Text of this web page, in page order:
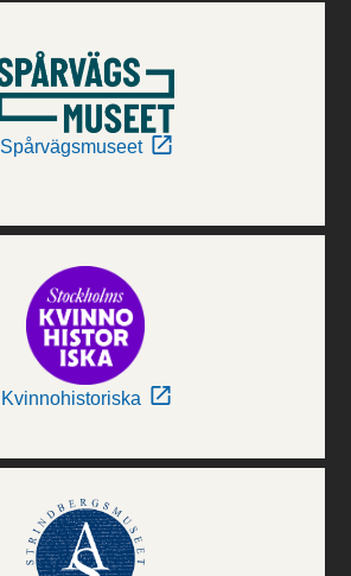
Spårvägsmuseet
Kvinnohistoriska